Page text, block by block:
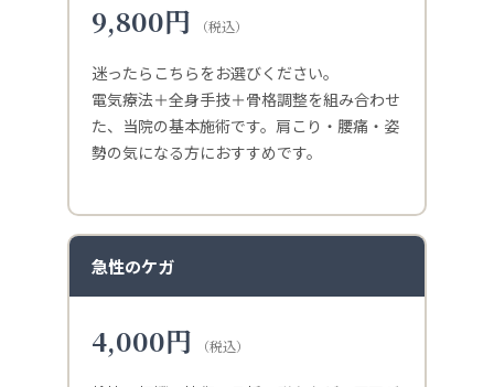
9,800円 （税込）
迷ったらこちらをお選びください。
電気療法＋全身手技＋骨格調整を組み合わせ
た、当院の基本施術です。肩こり・腰痛・姿
勢の気になる方におすすめです。
急性のケガ
4,000円 （税込）